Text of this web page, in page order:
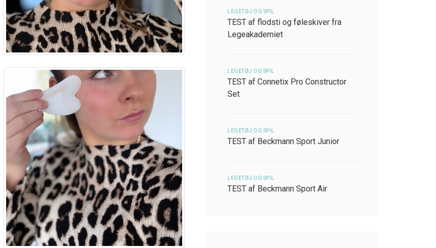
LEGETØJ OG SPIL
TEST af flodsti og føleskiver fra
Legeakademiet
LEGETØJ OG SPIL
TEST af Connetix Pro Constructor
Set
LEGETØJ OG SPIL
TEST af Beckmann Sport Junior
LEGETØJ OG SPIL
TEST af Beckmann Sport Air